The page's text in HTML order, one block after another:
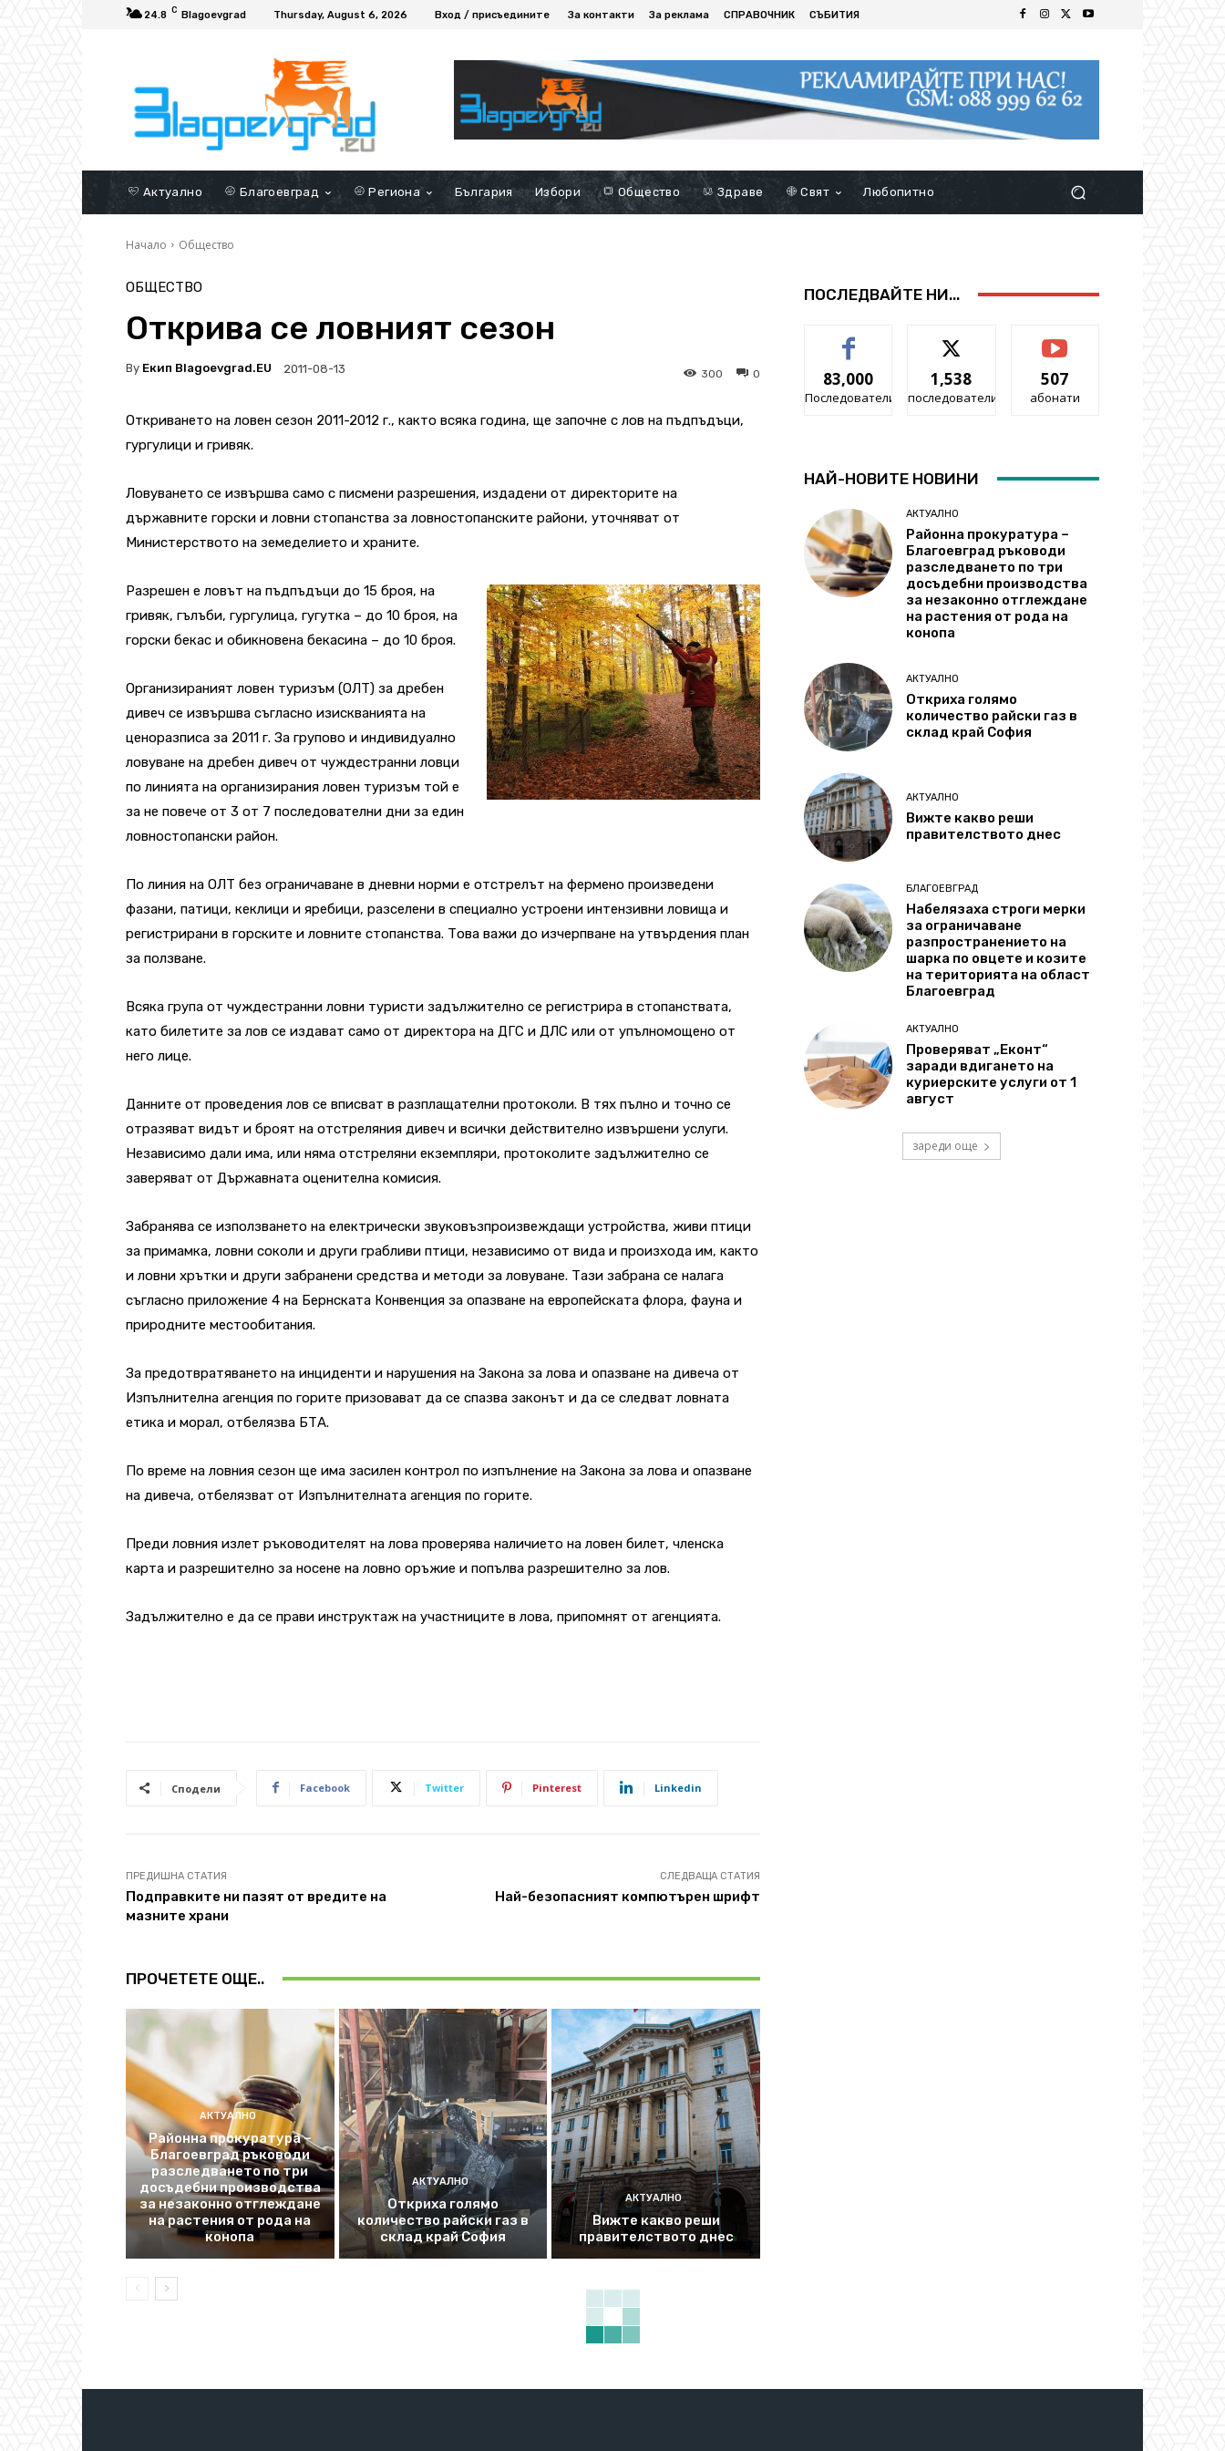
24.8 C Blagoevgrad Thursday, August 6, 2026 Вход / присъедините За контакти За реклама СПРАВОЧНИК СЪБИТИЯ
Актуално Благоевград Региона България Избори Общество Здраве Свят Любопитно
Начало Общество
ОБЩЕСТВО
Открива се ловният сезон
By Екип Blagoevgrad.EU 2011-08-13 0
300
Откриването на ловен сезон 2011-2012 г., както всяка година, ще започне с лов на пъдпъдъци,
гургулици и гривяк.
Ловуването се извършва само с писмени разрешения, издадени от директорите на
държавните горски и ловни стопанства за ловностопанските райони, уточняват от
Министерството на земеделието и храните.
Разрешен е ловът на пъдпъдъци до 15 броя, на
гривяк, гълъби, гургулица, гугутка – до 10 броя, на
горски бекас и обикновена бекасина – до 10 броя.
Организираният ловен туризъм (ОЛТ) за дребен
дивеч се извършва съгласно изискванията на
ценоразписа за 2011 г. За групово и индивидуално
ловуване на дребен дивеч от чуждестранни ловци
по линията на организирания ловен туризъм той е
за не повече от 3 от 7 последователни дни за един
ловностопански район.
По линия на ОЛТ без ограничаване в дневни норми е отстрелът на фермено произведени
фазани, патици, кеклици и яребици, разселени в специално устроени интензивни ловища и
регистрирани в горските и ловните стопанства. Това важи до изчерпване на утвърдения план
за ползване.
Всяка група от чуждестранни ловни туристи задължително се регистрира в стопанствата,
като билетите за лов се издават само от директора на ДГС и ДЛС или от упълномощено от
него лице.
Данните от проведения лов се вписват в разплащателни протоколи. В тях пълно и точно се
отразяват видът и броят на отстреляния дивеч и всички действително извършени услуги.
Независимо дали има, или няма отстреляни екземпляри, протоколите задължително се
заверяват от Държавната оценителна комисия.
Забранява се използването на електрически звуковъзпроизвеждащи устройства, живи птици
за примамка, ловни соколи и други грабливи птици, независимо от вида и произхода им, както
и ловни хрътки и други забранени средства и методи за ловуване. Тази забрана се налага
съгласно приложение 4 на Бернската Конвенция за опазване на европейската флора, фауна и
природните местообитания.
За предотвратяването на инциденти и нарушения на Закона за лова и опазване на дивеча от
Изпълнителна агенция по горите призовават да се спазва законът и да се следват ловната
етика и морал, отбелязва БТА.
По време на ловния сезон ще има засилен контрол по изпълнение на Закона за лова и опазване
на дивеча, отбелязват от Изпълнителната агенция по горите.
Преди ловния излет ръководителят на лова проверява наличието на ловен билет, членска
карта и разрешително за носене на ловно оръжие и попълва разрешително за лов.
Задължително е да се прави инструктаж на участниците в лова, припомнят от агенцията.
Сподели Facebook Twitter Pinterest Linkedin
ПРЕДИШНА СТАТИЯ
Подправките ни пазят от вредите на
мазните храни
СЛЕДВАЩА СТАТИЯ
Най-безопасният компютърен шрифт
ПРОЧЕТЕТЕ ОЩЕ..
АКТУАЛНО
Районна прокуратура –
Благоевград ръководи
разследването по три
досъдебни производства
за незаконно отглеждане
на растения от рода на
конопа
АКТУАЛНО
Откриха голямо
количество райски газ в
склад край София
АКТУАЛНО
Вижте какво реши
правителството днес
ПОСЛЕДВАЙТЕ НИ...
83,000
Последователи
1,538
последователи
507
абонати
НАЙ-НОВИТЕ НОВИНИ
АКТУАЛНО
Районна прокуратура –
Благоевград ръководи
разследването по три
досъдебни производства
за незаконно отглеждане
на растения от рода на
конопа
АКТУАЛНО
Откриха голямо
количество райски газ в
склад край София
АКТУАЛНО
Вижте какво реши
правителството днес
БЛАГОЕВГРАД
Набелязаха строги мерки
за ограничаване
разпространението на
шарка по овцете и козите
на територията на област
Благоевград
АКТУАЛНО
Проверяват „Еконт“
заради вдигането на
куриерските услуги от 1
август
зареди още